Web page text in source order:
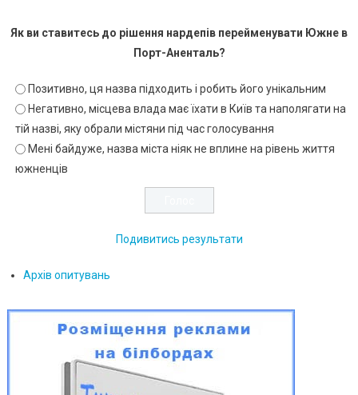
Як ви ставитесь до рішення нардепів перейменувати Южне в
Порт-Аненталь?
Позитивно, ця назва підходить і робить його унікальним
Негативно, місцева влада має їхати в Київ та наполягати на
тій назві, яку обрали містяни під час голосування
Мені байдуже, назва міста ніяк не вплине на рівень життя
южненців
Подивитись результати
Архів опитувань